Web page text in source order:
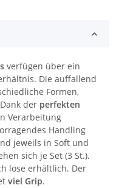
verfügen über ein
Die auffallend
Formen,
der perfekten
Verarbeitung
Handling
jeweils in Soft und
sich je Set (3 St.).
lose erhältlich. Der
viel Grip.